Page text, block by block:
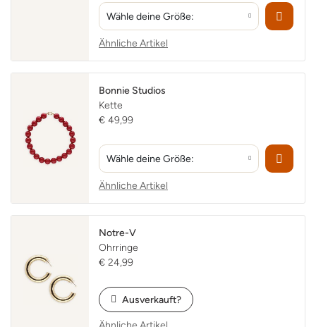
Wähle deine Größe:
Ähnliche Artikel
Bonnie Studios
Kette
€ 49,99
Wähle deine Größe:
Ähnliche Artikel
Notre-V
Ohrringe
€ 24,99
Ausverkauft?